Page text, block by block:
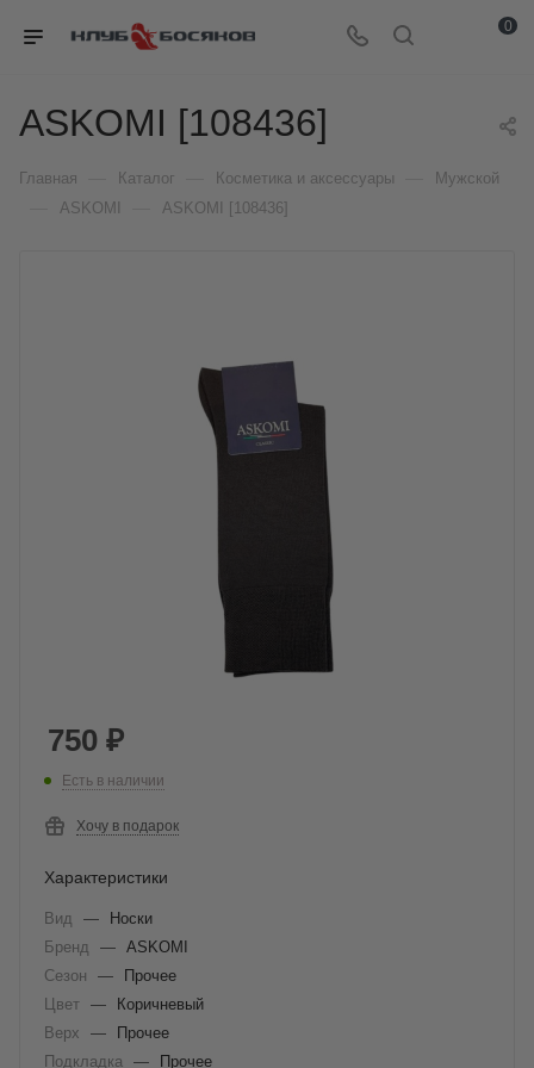
0
ASKOMI [108436]
Главная Каталог Косметика и аксессуары Мужской
ASKOMI ASKOMI [108436]
750 ₽
Есть в наличии
Хочу в подарок
Характеристики
Вид —
Носки
Бренд
— ASKOMI
Сезон
—
Прочее
Цвет —
Коричневый
Верх
—
Прочее
Подкладка
—
Прочее